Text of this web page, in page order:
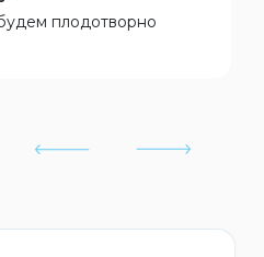
плодотворно